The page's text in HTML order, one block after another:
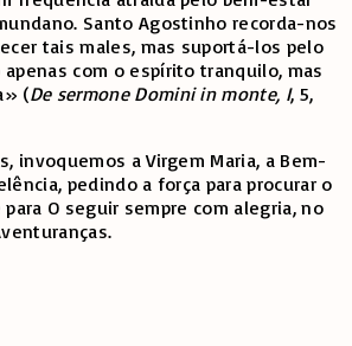
Santo Agostinho recorda-nos
tais males, mas suportá-los pelo
apenas com o espírito tranquilo, mas
(De sermone Domini in monte, I, 5,
invoquemos a Virgem Maria, a Bem-
pedindo a força para procurar o
para O seguir sempre com alegria, no